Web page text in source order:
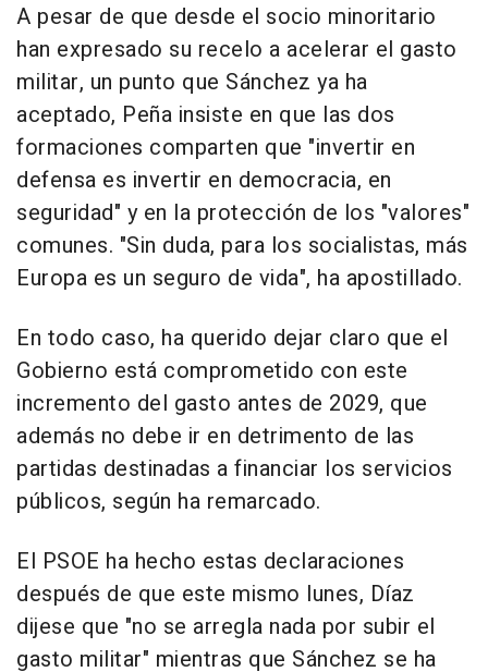
A pesar de que desde el socio minoritario
han expresado su recelo a acelerar el gasto
militar, un punto que Sánchez ya ha
aceptado, Peña insiste en que las dos
formaciones comparten que "invertir en
defensa es invertir en democracia, en
seguridad" y en la protección de los "valores"
comunes. "Sin duda, para los socialistas, más
Europa es un seguro de vida", ha apostillado.
En todo caso, ha querido dejar claro que el
Gobierno está comprometido con este
incremento del gasto antes de 2029, que
además no debe ir en detrimento de las
partidas destinadas a financiar los servicios
públicos, según ha remarcado.
El PSOE ha hecho estas declaraciones
después de que este mismo lunes, Díaz
dijese que "no se arregla nada por subir el
gasto militar" mientras que Sánchez se ha